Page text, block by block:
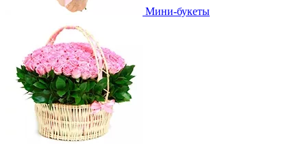
Мини-букеты